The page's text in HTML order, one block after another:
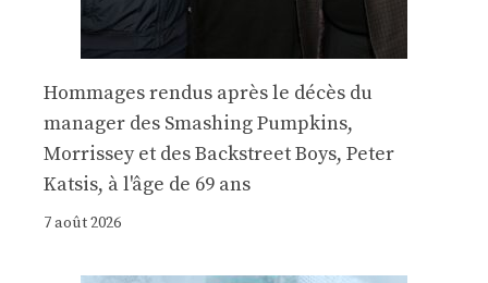
Hommages rendus après le décès du
manager des Smashing Pumpkins,
Morrissey et des Backstreet Boys, Peter
Katsis, à l'âge de 69 ans
7 août 2026